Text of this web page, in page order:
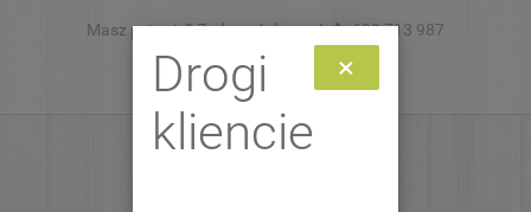
Skip to content
Masz pytanie? Zadzwoń do nas! 693 713 987
Zaloguj Zarejestruj
Drogi
kliencie
×